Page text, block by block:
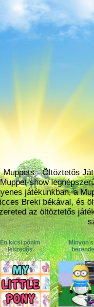
Muppets - Öltöztetős
Muppet-show
játékunkban, a
Breki békával, és
az öltöztetős
Én kicsi pónim
leszedős
Minyon